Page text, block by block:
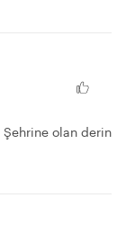
olan derin